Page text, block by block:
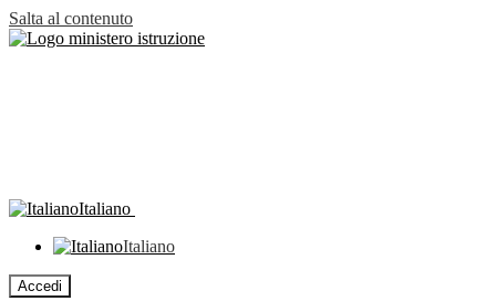
Salta al contenuto
Italiano
Italiano
Accedi